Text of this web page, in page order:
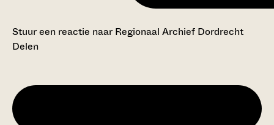
Stuur een reactie naar Regionaal Archief Dordrecht
Delen